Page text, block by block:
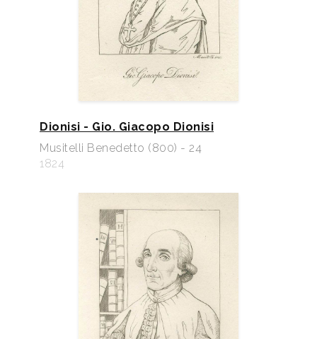
Dionisi - Gio. Giacopo Dionisi
Musitelli Benedetto (800) - 24
1824